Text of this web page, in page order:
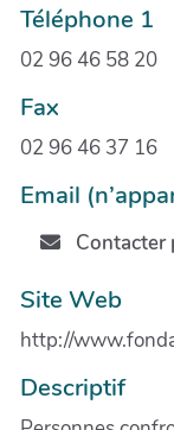
Téléphone 1
02 96 46 58 20
Fax
02 96 46 37 16
Email
Contacter
Site Web
http://
Descriptif